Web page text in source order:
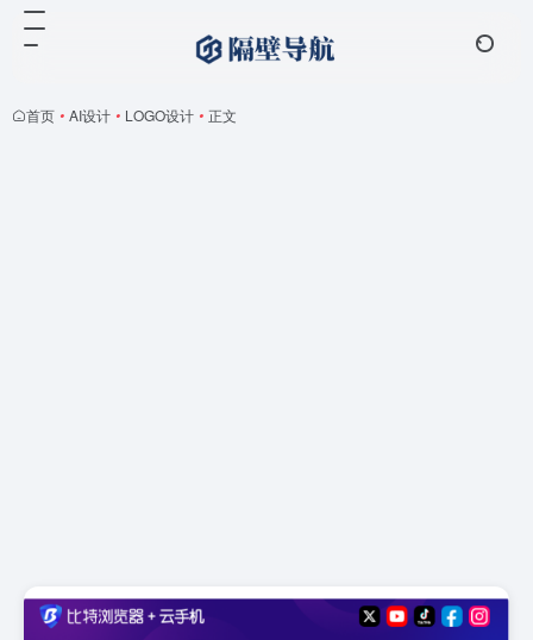
首页 • AI设计 • LOGO设计 • 正文